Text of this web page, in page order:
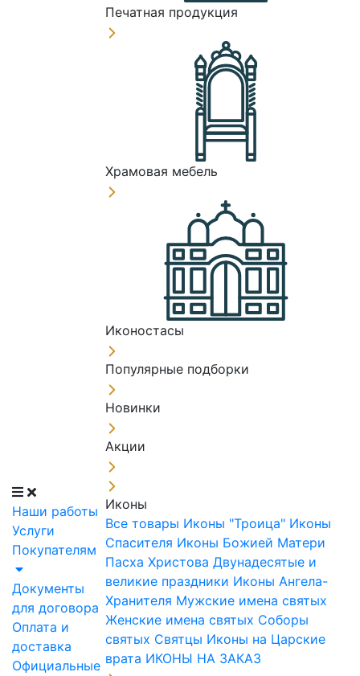
Наши работы
Услуги
Покупателям
Документы
для договора
Оплата и
доставка
Официальные
Печатная продукция
Храмовая мебель
Иконостасы
Популярные подборки
Новинки
Акции
Иконы
Все товары Иконы "Троица" Иконы
Спасителя Иконы Божией Матери
Пасха Христова Двунадесятые и
великие праздники Иконы Ангела-
Хранителя Мужские имена святых
Женские имена святых Соборы
святых Святцы Иконы на Царские
врата ИКОНЫ НА ЗАКАЗ